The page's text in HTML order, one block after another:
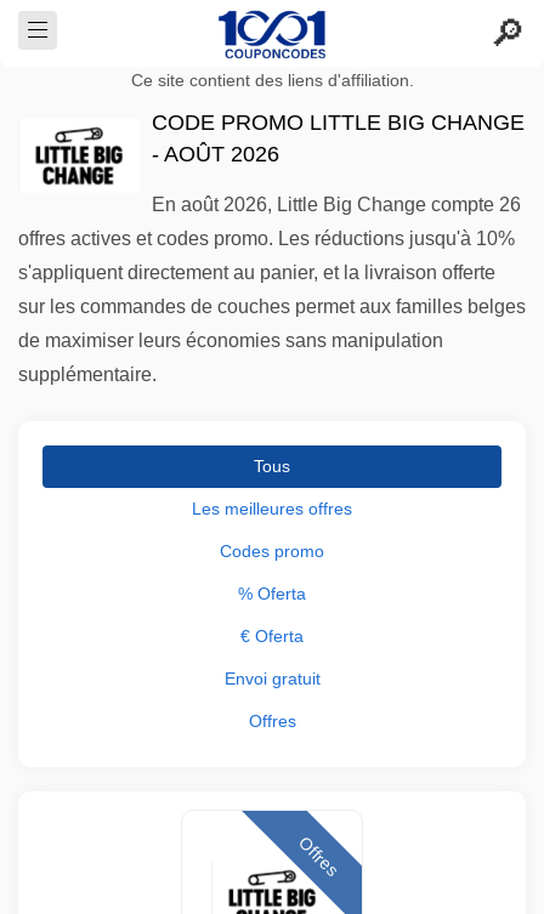
Ce site contient des liens d'affiliation.
CODE PROMO LITTLE BIG CHANGE
- AOÛT 2026
En août 2026, Little Big Change compte 26
offres actives et codes promo. Les réductions jusqu'à 10%
s'appliquent directement au panier, et la livraison offerte
sur les commandes de couches permet aux familles belges
de maximiser leurs économies sans manipulation
supplémentaire.
Tous
Les meilleures offres
Codes promo
% Oferta
€ Oferta
Envoi gratuit
Offres
Offres